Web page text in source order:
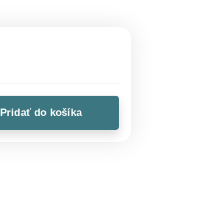
Pridať do košíka